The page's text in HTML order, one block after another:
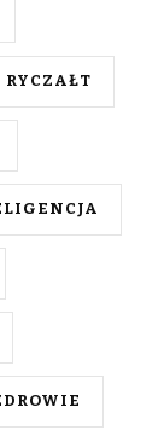
RYCZAŁT